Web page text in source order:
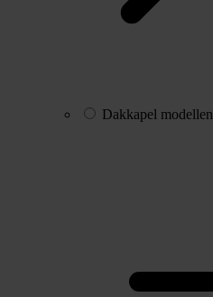
Dakkapel modellen